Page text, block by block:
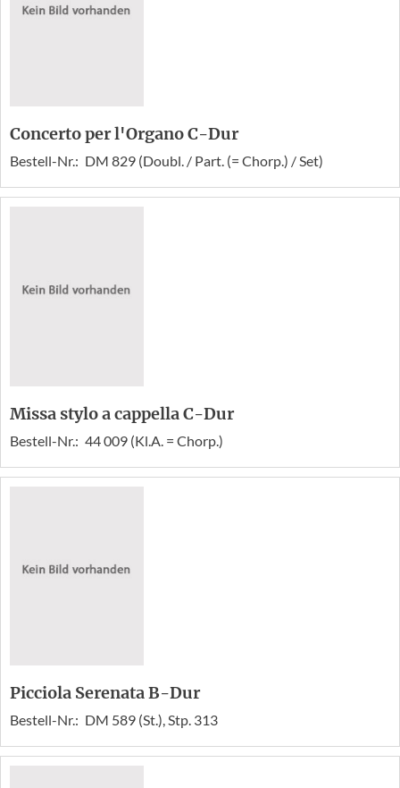
Concerto per l'Organo C-Dur
Bestell-Nr.: DM 829 (Doubl. / Part. (= Chorp.) / Set)
Missa stylo a cappella C-Dur
Bestell-Nr.: 44 009 (Kl.A. = Chorp.)
Picciola Serenata B-Dur
Bestell-Nr.: DM 589 (St.), Stp. 313